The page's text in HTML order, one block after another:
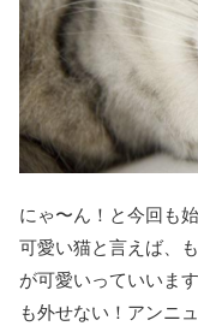
にゃ〜ん！と今回も
可愛い猫と言えば、
が可愛いっていいま
も外せない！アンニ